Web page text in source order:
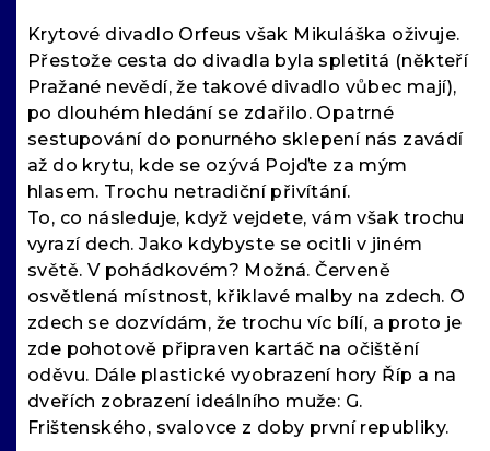
Krytové divadlo Orfeus však Mikuláška oživuje.
Přestože cesta do divadla byla spletitá (někteří
Pražané nevědí, že takové divadlo vůbec mají),
po dlouhém hledání se zdařilo. Opatrné
sestupování do ponurného sklepení nás zavádí
až do krytu, kde se ozývá Pojďte za mým
hlasem. Trochu netradiční přivítání.
To, co následuje, když vejdete, vám však trochu
vyrazí dech. Jako kdybyste se ocitli v jiném
světě. V pohádkovém? Možná. Červeně
osvětlená místnost, křiklavé malby na zdech. O
zdech se dozvídám, že trochu víc bílí, a proto je
zde pohotově připraven kartáč na očištění
oděvu. Dále plastické vyobrazení hory Říp a na
dveřích zobrazení ideálního muže: G.
Frištenského, svalovce z doby první republiky.